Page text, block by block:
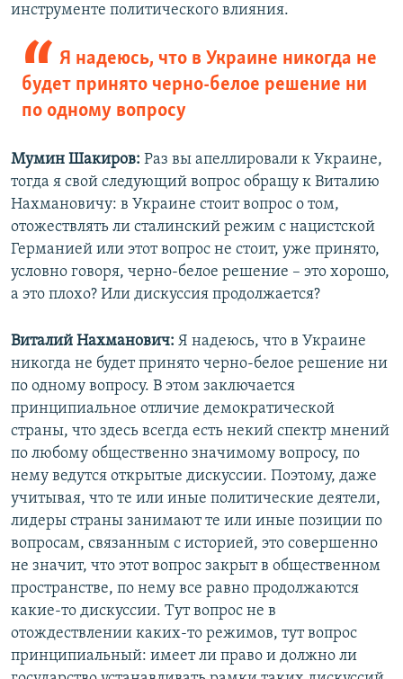
инструменте политического влияния.
Я надеюсь, что в Украине никогда не
будет принято черно-белое решение ни
по одному вопросу
Мумин Шакиров: Раз вы апеллировали к Украине,
тогда я свой следующий вопрос обращу к Виталию
Нахмановичу: в Украине стоит вопрос о том,
отожествлять ли сталинский режим с нацистской
Германией или этот вопрос не стоит, уже принято,
условно говоря, черно-белое решение – это хорошо,
а это плохо? Или дискуссия продолжается?
Виталий Нахманович: Я надеюсь, что в Украине
никогда не будет принято черно-белое решение ни
по одному вопросу. В этом заключается
принципиальное отличие демократической
страны, что здесь всегда есть некий спектр мнений
по любому общественно значимому вопросу, по
нему ведутся открытые дискуссии. Поэтому, даже
учитывая, что те или иные политические деятели,
лидеры страны занимают те или иные позиции по
вопросам, связанным с историей, это совершенно
не значит, что этот вопрос закрыт в общественном
пространстве, по нему все равно продолжаются
какие-то дискуссии. Тут вопрос не в
отождествлении каких-то режимов, тут вопрос
принципиальный: имеет ли право и должно ли